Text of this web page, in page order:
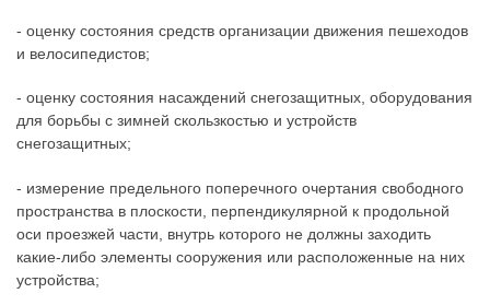
- оценку состояния средств организации движения пешеходов
и велосипедистов;
- оценку состояния насаждений снегозащитных, оборудования
для борьбы с зимней скользкостью и устройств
снегозащитных;
- измерение предельного поперечного очертания свободного
пространства в плоскости, перпендикулярной к продольной
оси проезжей части, внутрь которого не должны заходить
какие-либо элементы сооружения или расположенные на них
устройства;